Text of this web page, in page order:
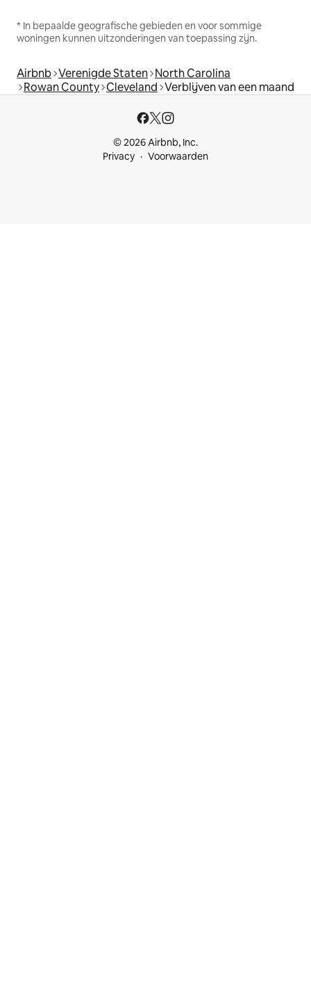
* In bepaalde geografische gebieden en voor sommige
woningen kunnen uitzonderingen van toepassing zijn.
Airbnb Verenigde Staten North Carolina
Rowan County Cleveland Verblijven van een maand
© 2026 Airbnb, Inc.
Privacy
Voorwaarden